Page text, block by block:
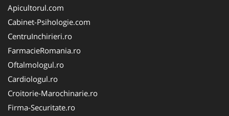
Apicultorul.com
Cabinet-Psihologie.com
CentruInchirieri.ro
FarmacieRomania.ro
Oftalmologul.ro
Cardiologul.ro
Croitorie-Marochinarie.ro
Firma-Securitate.ro